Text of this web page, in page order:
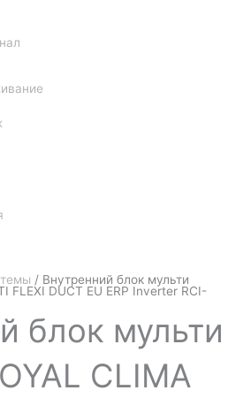
/ Внутренний блок мульти
FLEXI DUCT EU ERP Inverter RCI-
блок мульти
CLIMA